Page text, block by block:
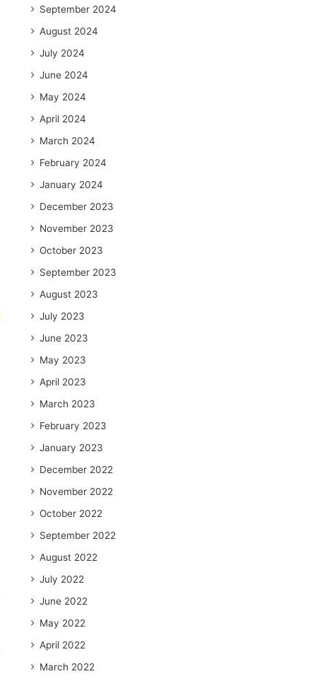
September 2024
August 2024
July 2024
June 2024
May 2024
April 2024
March 2024
February 2024
January 2024
December 2023
November 2023
October 2023
September 2023
August 2023
July 2023
June 2023
May 2023
April 2023
March 2023
February 2023
January 2023
December 2022
November 2022
October 2022
September 2022
August 2022
July 2022
June 2022
May 2022
April 2022
March 2022